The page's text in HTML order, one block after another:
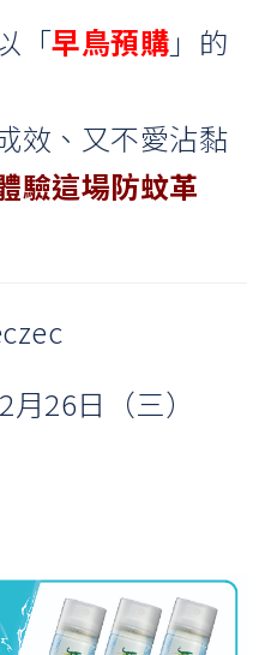
「早鳥預購 」的
效、又不愛沾黏
驗這場防蚊革
月26日（三）